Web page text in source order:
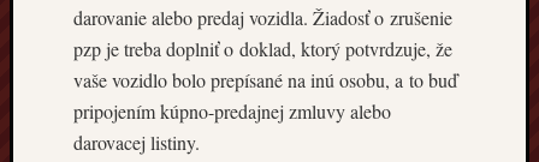
darovanie alebo predaj vozidla. Žiadosť o zrušenie
pzp je treba doplniť o doklad, ktorý potvrdzuje, že
vaše vozidlo bolo prepísané na inú osobu, a to buď
pripojením kúpno-predajnej zmluvy alebo
darovacej listiny.